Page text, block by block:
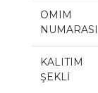
OMIM
NUMARASI
KALITIM
ŞEKLİ